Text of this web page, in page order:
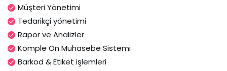
Müşteri Yönetimi
Tedarikçi yönetimi
Rapor ve Analizler
Komple Ön Muhasebe Sistemi
Barkod & Etiket işlemleri